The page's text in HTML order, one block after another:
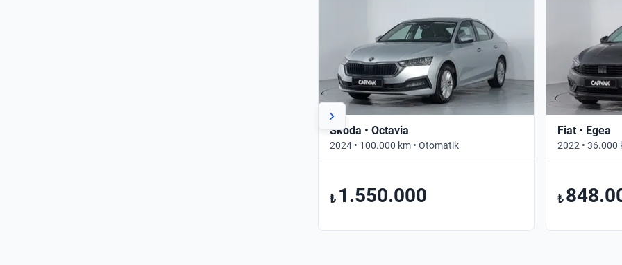
Skoda • Octavia
2024 • 100.000 km • Otomatik
₺ 1.550.000
Fiat • Egea
2022 • 36.000
₺